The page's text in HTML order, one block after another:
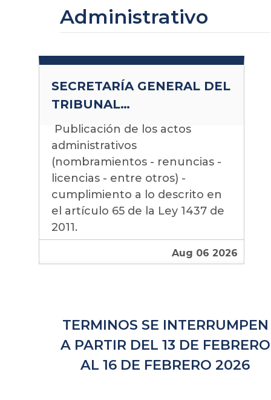
Administrativo
SECRETARÍA GENERAL DEL
TRIBUNAL
ADMINISTRATIVO DE
CUNDINAMARCA
Actos 06ago26
Publicación de los actos
administrativos
(nombramientos - renuncias -
licencias - entre otros) -
cumplimiento a lo descrito en
el artículo 65 de la Ley 1437 de
2011.
Aug 06 2026
TERMINOS SE INTERRUMPEN
A PARTIR DEL 13 DE FEBRERO
AL 16 DE FEBRERO 2026